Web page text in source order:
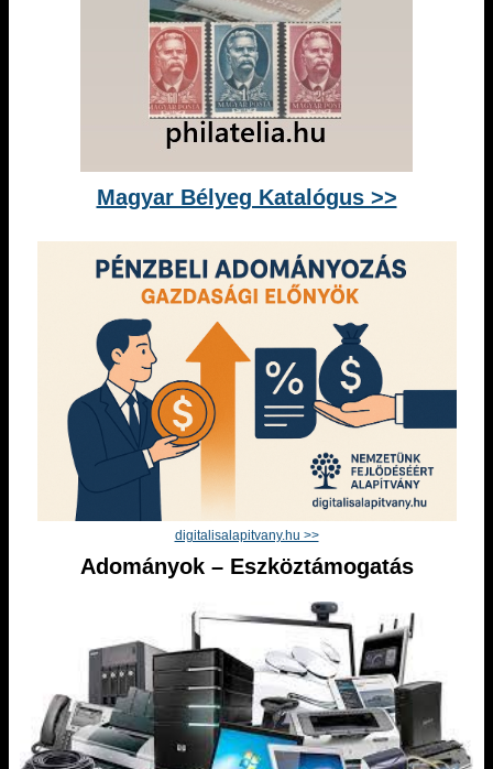
Magyar Bélyeg Katalógus >>
digitalisalapitvany.hu >>
Adományok – Eszköztámogatás